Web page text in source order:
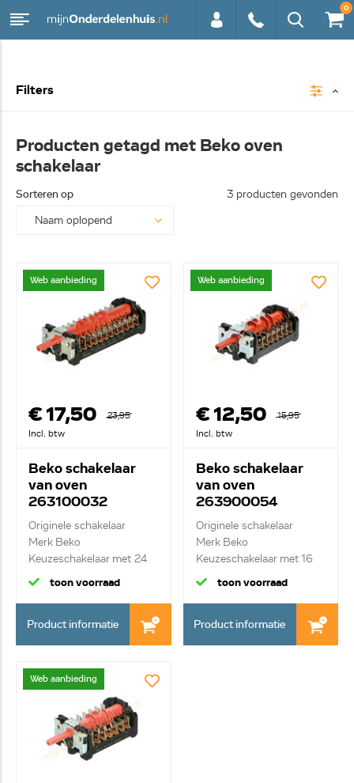
0
Filters
Producten getagd met Beko oven
schakelaar
Sorteren op 3 producten gevonden
Web aanbieding
€ 17,50
23,95
Incl. btw
Beko schakelaar
van oven
263100032
Originele schakelaar
Merk Beko
Keuzeschakelaar met 24
con...
toon voorraad
Product informatie
Web aanbieding
€ 12,50
15,95
Incl. btw
Beko schakelaar
van oven
263900054
Originele schakelaar
Merk Beko
Keuzeschakelaar met 16
cont...
toon voorraad
Product informatie
Web aanbieding